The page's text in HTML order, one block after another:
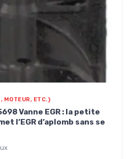
MOTEUR, ETC.)
Vanne EGR : la petite
l’EGR d’aplomb sans se